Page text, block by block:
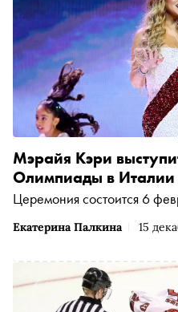
Екатерина Палкина 15
Мэрайя Кэри
Олимпиады в Италии
Церемония состоится 6